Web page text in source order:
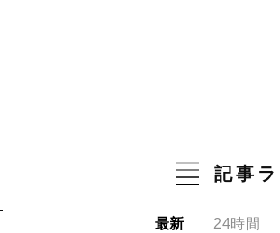
記事
最新 24時間